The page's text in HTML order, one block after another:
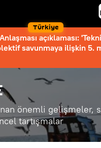
Türkiye
açıklaması:
savunmaya ilişkin 5.
önemli gelişmeler,
tartışmalar